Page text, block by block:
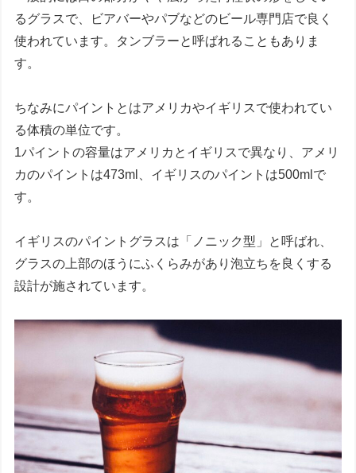
るグラスで、ビアバーやパブなどのビール専門店で良く
使われています。タンブラーと呼ばれることもありま
す。
ちなみにパイントとはアメリカやイギリスで使われてい
る体積の単位です。
1パイントの容量はアメリカとイギリスで異なり、アメリ
カのパイントは473ml、イギリスのパイントは500mlで
す。
イギリスのパイントグラスは「ノニック型」と呼ばれ、
グラスの上部のほうにふくらみがあり泡立ちを良くする
設計が施されています。